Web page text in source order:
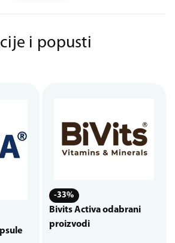
i popusti
-33%
Bivits Activa odabrani
proizvodi